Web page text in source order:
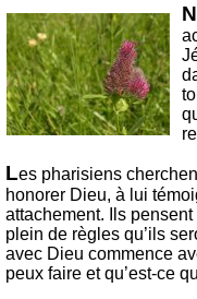
N
Les pharisiens
honorer Dieu, à lui
attachement. Ils pensent
plein de règles qu’ils
avec Dieu commence
peux faire et qu’est-ce